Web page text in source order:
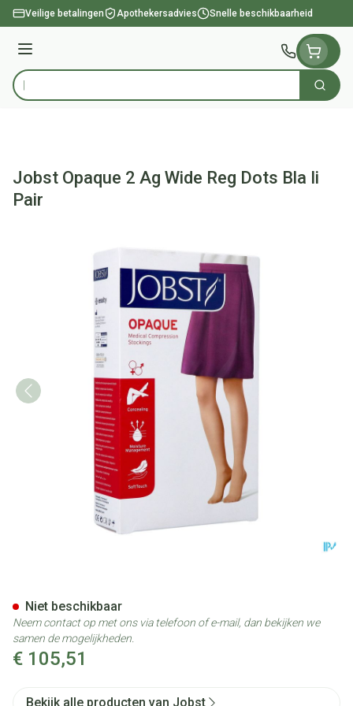
Ga naar de inhoud
Veilige betalingen Apothekersadvies Snelle beschikbaarheid
Menu
Product, merk, categorie... Zoek
Jobst Opaque 2 Ag Wide Reg Dots Bla Ii
Pair
€ 105,51
Niet beschikbaar
Neem contact op met ons via telefoon of e-mail, dan bekijken we
samen de mogelijkheden.
Bekijk alle producten van Jobst